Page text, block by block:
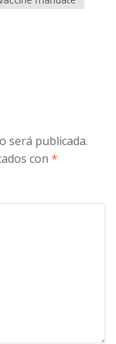
será publicada.
con*